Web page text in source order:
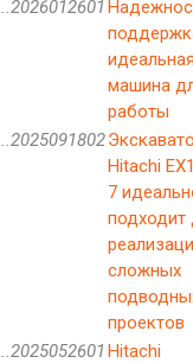
..2026012601
машина
работы
..2025091802
Hitachi
7
подходит
сложных
проектов
..2025052601 Hitachi